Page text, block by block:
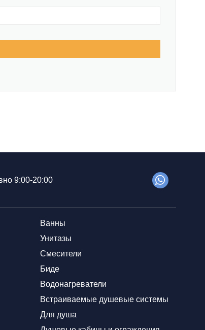
9:00-20:00
Ванны
Унитазы
Смесители
Биде
Водонагреватели
Встраиваемые душевые системы
Для душа